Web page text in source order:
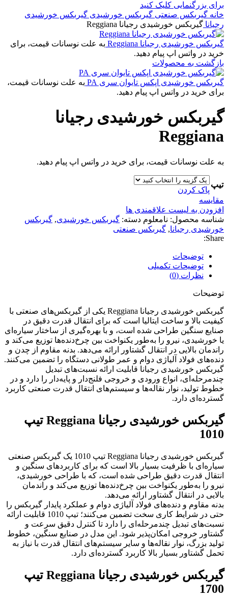
برای بزرگنمایی کلیک کنید
خانه گیربکس صنعتی گیربکس خورشیدی گیربکس خورشیدی
رجیانا گیربکس خورشیدی رجیانا Reggiana
گیربکس خورشیدی رجیانا Reggiana
به علت نوسانات قیمت، برای
خرید در واتس اپ پیام دهید.
بازگشت به محصولات
گیربکس خورشیدی اپکس تایوان سری PA
به علت نوسانات قیمت،
برای خرید در واتس اپ پیام دهید.
گیربکس خورشیدی رجیانا
Reggiana
به علت نوسانات قیمت، برای خرید در واتس اپ پیام دهید.
تیپ
پاک کردن
مقایسه
افزودن به لیست علاقمندی ها
شناسه محصول: نامعلوم دسته: گیربکس خورشیدی, گیربکس
خورشیدی رجیانا, گیربکس صنعتی
Share:
توضیحات
توضیحات تکمیلی
نظرات (0)
توضیحات
گیربکس خورشیدی رجیانا Reggiana یکی از گیربکس‌های صنعتی با
کیفیت بالا و ساخت ایتالیا است که برای انتقال قدرت دقیق در
صنایع سنگین طراحی شده است، و با بهره‌گیری از ساختار سیاره‌ای
یا خورشیدی، نیرو را به‌طور یکنواخت بین چرخ‌دنده‌ها توزیع می‌کند و
راندمان بالایی در انتقال گشتاور ارائه می‌دهد. بدنه مقاوم از چدن و
دنده‌های فولاد آلیاژی دوام و عمر طولانی دستگاه را تضمین می‌کنند.
گیربکس خورشیدی رجیانا قابلیت ارائه نسبت‌های تبدیل
چندمرحله‌ای، انواع ورودی و خروجی فلنج‌دار و پایه‌دار را دارد و در
خطوط تولید، نوار نقاله‌ها و سیستم‌های انتقال قدرت صنعتی کاربرد
گسترده‌ای دارد.
گیربکس خورشیدی رجیانا Reggiana تیپ
1010
گیربکس خورشیدی رجیانا Reggiana تیپ 1010 یک گیربکس صنعتی
سیاره‌ای با ظرفیت بسیار بالا است که برای کاربردهای سنگین و
انتقال قدرت دقیق طراحی شده است، که با طراحی خورشیدی،
نیرو را به‌طور یکنواخت بین چرخ‌دنده‌ها توزیع می‌کند و راندمان
بالایی در انتقال گشتاور ارائه می‌دهد.
بدنه مقاوم و دنده‌های فولاد آلیاژی دوام و عملکرد پایدار گیربکس را
حتی در شرایط کاری سخت تضمین می‌کنند؛ تیپ 1010 قابلیت ارائه
نسبت‌های تبدیل چندمرحله‌ای را دارد تا کنترل دقیق سرعت و
گشتاور خروجی امکان‌پذیر شود. این مدل در صنایع سنگین، خطوط
تولید بزرگ، نوار نقاله‌ها و سایر سیستم‌های انتقال قدرت با نیاز به
تحمل گشتاور بسیار بالا کاربرد گسترده‌ای دارد.
گیربکس خورشیدی رجیانا Reggiana تیپ
1700